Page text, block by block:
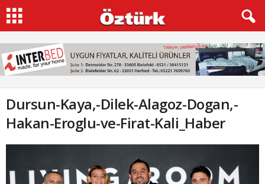
Dursun-Kaya,-Dilek-Alagoz-Dogan,-
Hakan-Eroglu-ve-Firat-Kali_Haber